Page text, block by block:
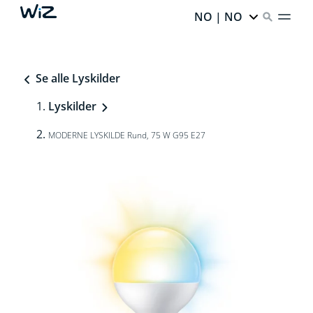
NO | NO
Se alle Lyskilder
Lyskilder
MODERNE LYSKILDE Rund, 75 W G95 E27